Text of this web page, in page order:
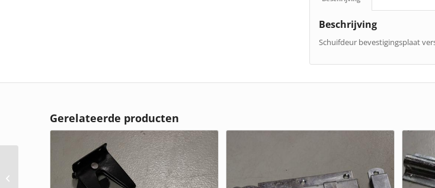
Beschrijving
Schuifdeur bevestigingsplaat
Gerelateerde producten
Schuifdeur steunplaat
verstelbaar (SP-06)